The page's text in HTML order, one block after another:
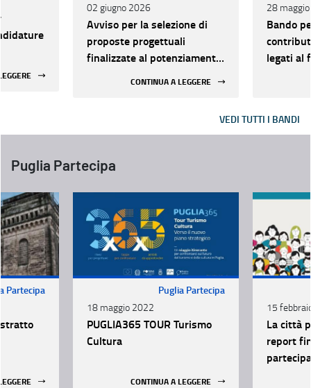
02 giugno 2026
Avviso per la selezione di
proposte progettuali
finalizzate al potenziamento
CONTINUA A LEGGERE
28
Bando
legati al
VEDI TUTTI I BANDI
Puglia Partecipa
Partecipa
Puglia Partecipa
18 maggio 2022
PUGLIA365 TOUR Turismo
Cultura
CONTINUA A LEGGERE
15
La città
report